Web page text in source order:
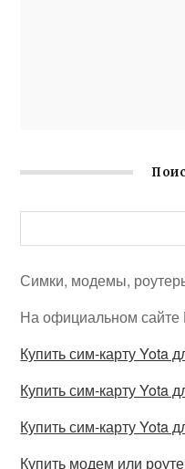
Симки, модемы,
На официальном
Купить сим-карту Yota
Купить сим-карту Yota
Купить сим-карту Yota
Купить модем или